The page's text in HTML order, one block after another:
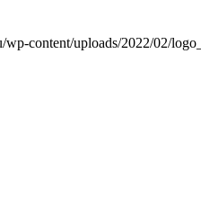
wp-content/uploads/2022/02/